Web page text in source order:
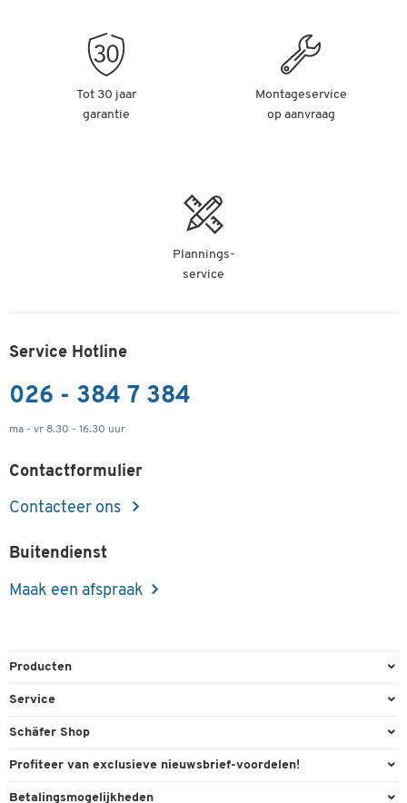
Tot 30 jaar
garantie
Montageservice
op aanvraag
Plannings-
service
Service Hotline
026 - 384 7 384
ma - vr 8.30 - 16.30 uur
Contactformulier
Contacteer ons
Buitendienst
Maak een afspraak
Producten
Kantoorbenodigdheden
Service
Bestelling herroepen
Schäfer Shop
Algemene voorwaarden
Profiteer van exclusieve nieuwsbrief-voordelen!
Welkomstgeschenk
Betalingsmogelijkheden